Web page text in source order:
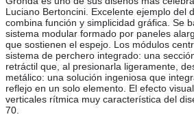
Luciano Bertoncini. Excelente ejemplo del
combina función y simplicidad gráfica. Se
sistema modular formado por paneles
que sostienen el espejo. Los módulos
sistema de perchero integrado: una
retráctil que, al presionarla ligeramente,
metálico: una solución ingeniosa que
reflejo en un solo elemento. El efecto
verticales rítmica muy característica del
70.